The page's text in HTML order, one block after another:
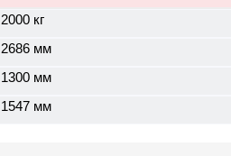
2000 кг
2686 мм
1300 мм
1547 мм